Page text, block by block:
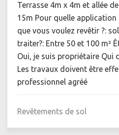
Terrasse 4m x 4m et allée
15m Pour quelle application
que vous voulez revêtir ?:
traiter?: Entre 50 et 100 m²
Oui, je suis propriétaire Qui
Les travaux doivent être
professionnel agréé
Revêtements de sol